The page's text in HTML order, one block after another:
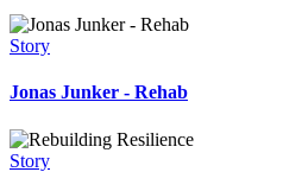
Story
Jonas Junker - Rehab
Story